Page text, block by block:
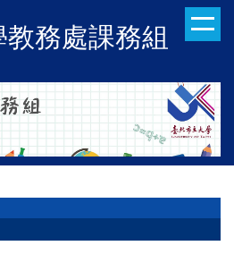
務處課務組